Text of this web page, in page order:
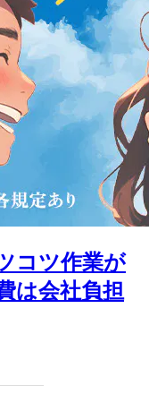
コツ作業が
は会社負担